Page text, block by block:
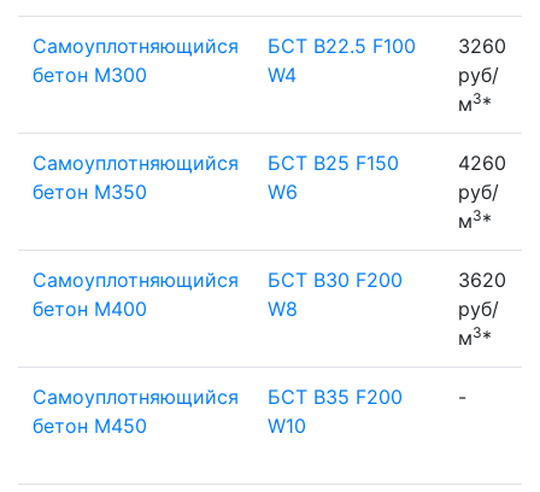
Самоуплотняющийся
бетон М300
БСТ B22.5 F100
W4
3260
руб/
м3*
Самоуплотняющийся
бетон М350
БСТ B25 F150
W6
4260
руб/
м3*
Самоуплотняющийся
бетон М400
БСТ B30 F200
W8
3620
руб/
м3*
Самоуплотняющийся
бетон М450
БСТ B35 F200
W10
-